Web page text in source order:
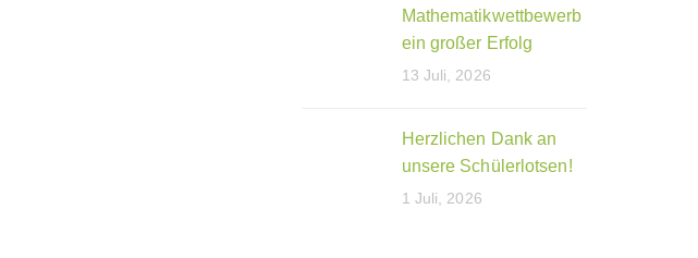
Mathematikwettbewerb
ein großer Erfolg
13 Juli, 2026
Herzlichen Dank an
unsere Schülerlotsen!
1 Juli, 2026